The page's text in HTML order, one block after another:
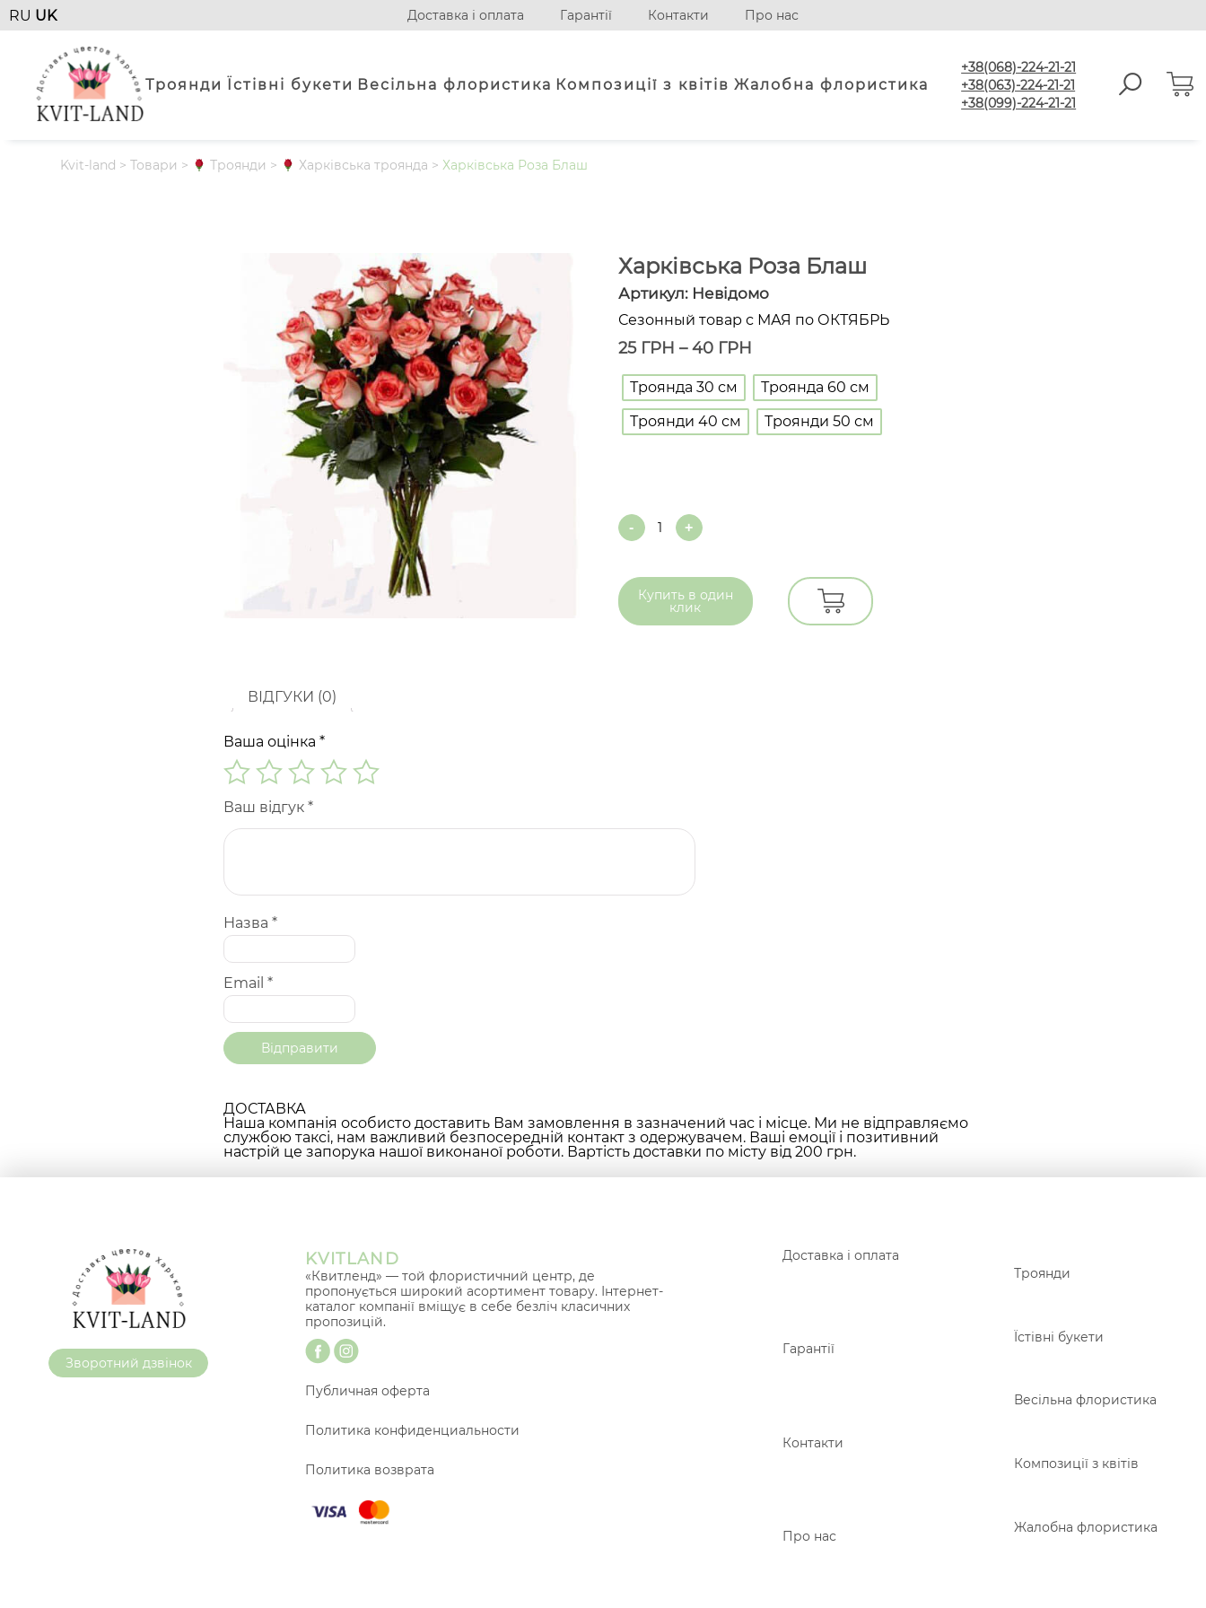
RU UK Доставка і оплата Гарантії Контакти Про нас
Троянди Їстівні букети Весільна флористика Композиції з квітів Жалобна флористика
+38(068)-224-21-21
+38(063)-224-21-21
+38(099)-224-21-21
Kvit-land >Товари > Троянди > Харківська троянда >Харківська Роза Блаш
Харківська Роза Блаш
Артикул: Невідомо
Сезонный товар с МАЯ по ОКТЯБРЬ
25 ГРН –40 ГРН
Троянда 30 см
Троянда 60 см
Троянди 40 см
Троянди 50 см
Quantity
Купить в один
клик
ВІДГУКИ (0)
Ваша оцінка *
Ваш відгук *
Назва *
Email *
ДОСТАВКА
Наша компанія особисто доставить Вам замовлення в зазначений час і місце. Ми не відправляємо
службою таксі, нам важливий безпосередній контакт з одержувачем. Ваші емоції і позитивний
настрій це запорука нашої виконаної роботи. Вартість доставки по місту від 200 грн.
Зворотний дзвінок
KVITLAND
«Квитленд» — той флористичний центр, де
пропонується широкий асортимент товару. Інтернет-
каталог компанії вміщує в себе безліч класичних
пропозицій.
Публичная оферта
Политика конфиденциальности
Политика возврата
Доставка і оплата
Гарантії
Контакти
Про нас
Троянди
Їстівні букети
Весільна флористика
Композиції з квітів
Жалобна флористика